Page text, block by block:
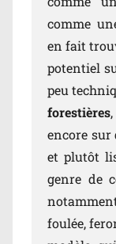
comme
en fait
potentiel
peu
forestières
encore sur
et plutôt
genre de
foulée,